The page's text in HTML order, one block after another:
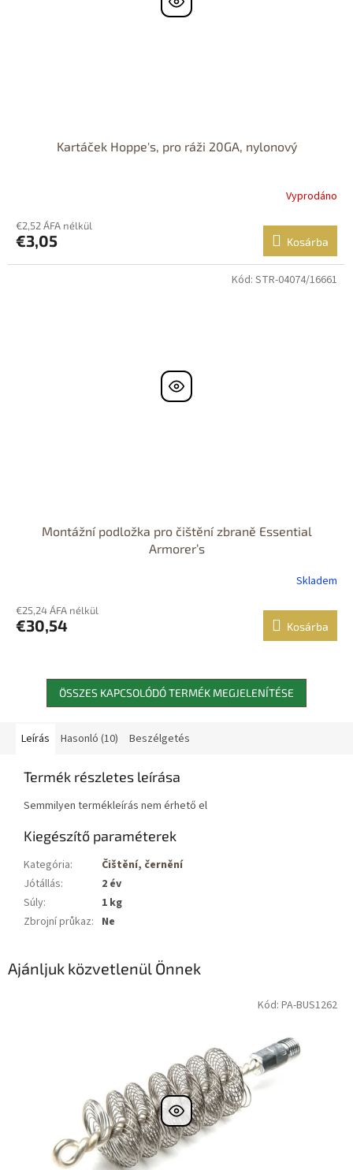
Kartáček Hoppe's, pro ráži 20GA, nylonový
Vyprodáno
€2,52 ÁFA nélkül
€3,05 Kosárba
Montážní podložka pro čištění zbraně Essential
Armorer’s
Skladem
€25,24 ÁFA nélkül
€30,54 Kosárba
Kód: STR-04074/16661
ÖSSZES KAPCSOLÓDÓ TERMÉK MEGJELENÍTÉSE
Leírás Hasonló (10) Beszélgetés
Termék részletes leírása
Semmilyen termékleírás nem érhető el
Kiegészítő paraméterek
Kategória:
Čištění, černění
Jótállás:
2 év
Súly:
1 kg
Zbrojní průkaz: Ne
Ajánljuk közvetlenül Önnek
Kód: PA-BUS1262